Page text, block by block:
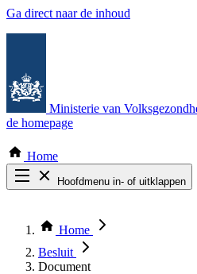
Ga direct naar de inhoud
Ministerie van
de homepage
Home
Hoofdmenu in- of uitklappen
Thema COVID-19
Bekijk per bestuursorgaan
Home
Besluit
Document